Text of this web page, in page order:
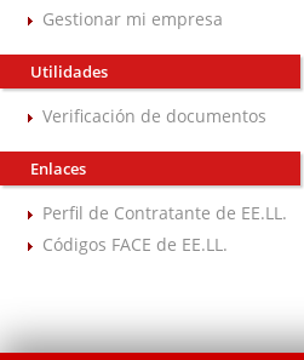
Gestionar mi empresa
Utilidades
Verificación de documentos
Enlaces
Perfil de Contratante de EE.LL.
Códigos FACE de EE.LL.